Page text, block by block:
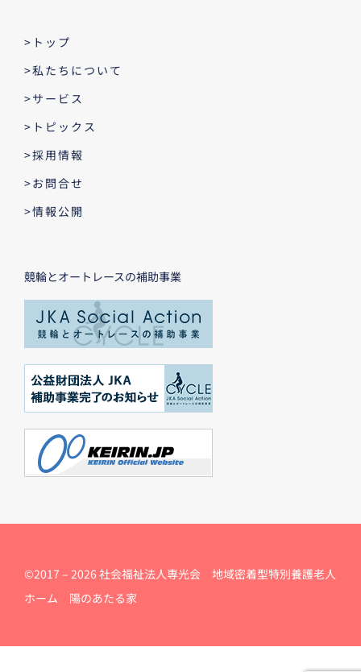
>トップ
>私たちについて
>サービス
>トピックス
>採用情報
>お問合せ
>情報公開
競輪とオートレースの補助事業
©2017 – 2026 社会福祉法人専光会 地域密着型特別養護老人
ホーム 陽のあたる家